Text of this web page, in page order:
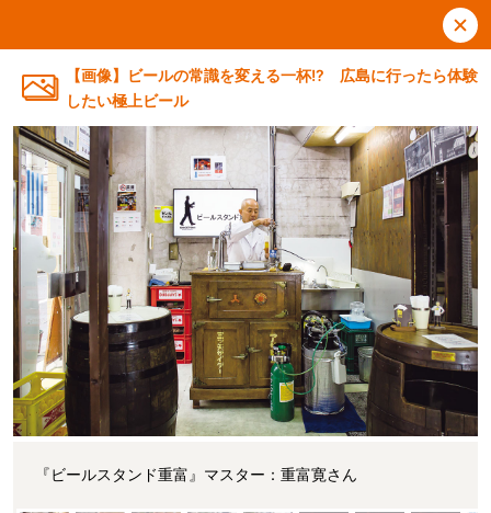
【画像】ビールの常識を変える一杯!? 広島に行ったら体験
したい極上ビール
『ビールスタンド重富』マスター：重富寛さん